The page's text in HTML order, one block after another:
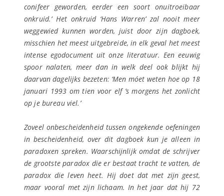
conifeer geworden, eerder een soort onuitroeibaar
onkruid.’ Het onkruid ‘Hans Warren’ zal nooit meer
weggewied kunnen worden, juist door zijn dagboek,
misschien het meest uitgebreide, in elk geval het meest
intense egodocument uit onze literatuur. Een eeuwig
spoor nalaten, meer dan in welk deel ook blijkt hij
daarvan dagelijks bezeten: ‘Men móet weten hoe op 18
januari 1993 om tien voor elf ’s morgens het zonlicht
op je bureau viel.’
Zoveel onbescheidenheid tussen ongekende oefeningen
in bescheidenheid, over dit dagboek kun je alleen in
paradoxen spreken. Waarschijnlijk omdat de schrijver
de grootste paradox die er bestaat tracht te vatten, de
paradox die leven heet. Hij doet dat met zijn geest,
maar vooral met zijn lichaam. In het jaar dat hij 72